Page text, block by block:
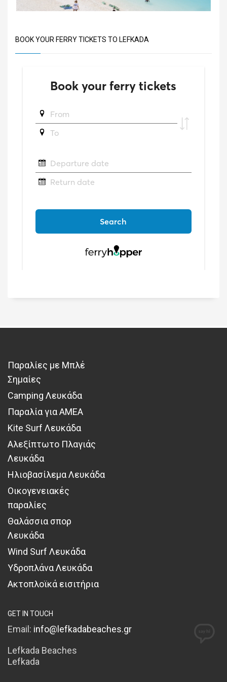
BOOK YOUR FERRY TICKETS TO LEFKADA
Παραλίες με Μπλέ
Σημαίες
Camping Λευκάδα
Παραλία για ΑΜΕΑ
Kite Surf Λευκάδα
Αλεξίπτωτο Πλαγιάς
Λευκάδα
Ηλιοβασίλεμα Λευκάδα
Οικογενειακές
παραλίες
Θαλάσσια σπορ
Λευκάδα
Wind Surf Λευκάδα
Υδροπλάνα Λευκάδα
Ακτοπλοϊκά εισιτήρια
GET IN TOUCH
Email: info@lefkadabeaches.gr
Lefkada Beaches
Lefkada